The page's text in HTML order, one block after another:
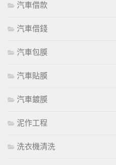
汽車借款
汽車借錢
汽車包膜
汽車貼膜
汽車鍍膜
泥作工程
洗衣機清洗